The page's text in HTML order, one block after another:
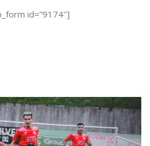
id=”9174″]